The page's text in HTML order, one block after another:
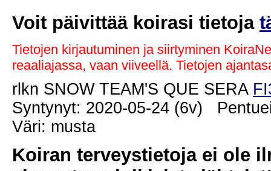
Voit päivittää koirasi tietoja
Tietojen kirjautuminen ja siirtyminen
reaaliajassa, vaan viiveellä. Tietojen
rlkn SNOW TEAM'S QUE SERA
Syntynyt: 2020-05-24 (6v)
Väri: musta
Koiran terveystietoja ei ole